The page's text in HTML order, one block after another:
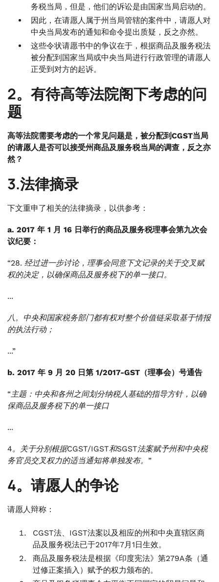
务税当局，但是，他们的诉讼是由国家当局启动的。
因此，在请愿人属于州当局管辖的案件中，请愿人对
中央当局发布的通知和命令提出质疑，反之亦然。
这些令状请愿书中的争议在于，根据商品及服务税法
被分配到国家当局或中央当局进行行政管理的请愿人
正受到对方的起诉。
2。有待高等法院阁下考虑的问
题
高等法院需要考虑的一个常见问题是，被分配到CGST当局
的请愿人是否可以接受州商品及服务税当局的调查，反之亦
然？
3.法律摘录
下文重申了相关的法律摘录，以供参考：
a. 2017 年 1 月 16 日举行的商品及服务税理事会第九次会
议纪要：
“28. 经过进一步讨论，理事会同意下文记录的关于交叉赋
权的决定，以确保商品及服务税下的单一接口。
...
八。中央和国家税务部门都有权对整个价值链采取基于情报
的执法行动；
...”
b. 2017 年 9 月 20 日第 1/2017-GST（理事会）号通告
“主题：中央和各州之间划分纳税人基础的指导方针，以确
保商品及服务税下的单一接口
...
4。关于分别根据CGST/IGST和SGST法案赋予州和中央税
务官员交叉权力的适当通知将单独发布。”
4。请愿人的争论
请愿人辩称：
CGST法、IGST法案以及相应的州和中央直辖区商
品及服务税法已于2017年7月1日生效。
商品及服务税法是根据《印度宪法》第279A条（通
过修正案插入）赋予的权力颁布的。